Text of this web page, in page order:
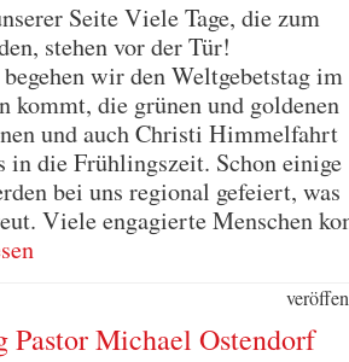
Seite Viele Tage, die zum
stehen vor der Tür!
wir den Weltgebetstag im
kommt, die grünen und goldenen
und auch Christi Himmelfahrt
in die Frühlingszeit. Schon einige
bei uns regional gefeiert, was
Viele engagierte Menschen
Pastor Michael Ostendorf